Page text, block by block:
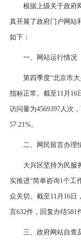
根据上级关于政府网
真开展了政府门户网站
如下：
一、网站运行情况
第四季度“北京市大
指标正常。截至11月16
访问量为4569397人次
57.21%。
二、网民留言办理
大兴区坚持为民服务
实推进“简单咨询1个工
众关切。截至11月16日
言632件，回复办结581
三、政府网站自查